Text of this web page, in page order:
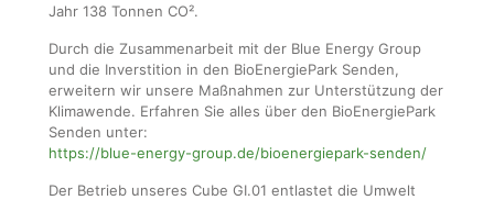
Jahr 138 Tonnen CO².
Durch die Zusammenarbeit mit der Blue Energy Group
und die Inverstition in den BioEnergiePark Senden,
erweitern wir unsere Maßnahmen zur Unterstützung der
Klimawende. Erfahren Sie alles über den BioEnergiePark
Senden unter:
https://blue-energy-group.de/bioenergiepark-senden/
Der Betrieb unseres Cube GI.01 entlastet die Umwelt